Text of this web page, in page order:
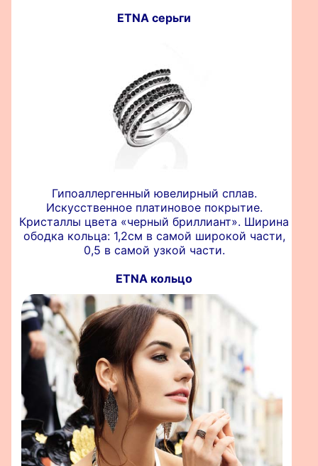
ETNA серьги
Гипоаллергенный ювелирный сплав.
Искусственное платиновое покрытие.
Кристаллы цвета «черный бриллиант». Ширина
ободка кольца: 1,2см в самой широкой части,
0,5 в самой узкой части.
ETNA кольцо